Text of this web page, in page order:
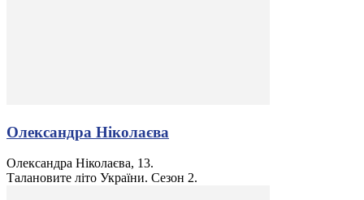
Олександра Ніколаєва
Олександра Ніколаєва, 13.
Талановите літо України. Сезон 2.